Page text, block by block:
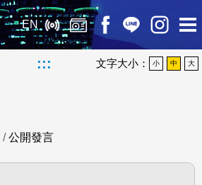
EN
::: 文字大小： 小 中 大
/公開發言